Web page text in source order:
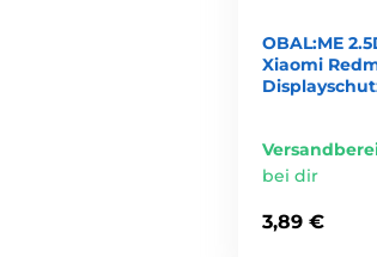
OBAL:ME
Xiaomi
bei dir
3,89 €